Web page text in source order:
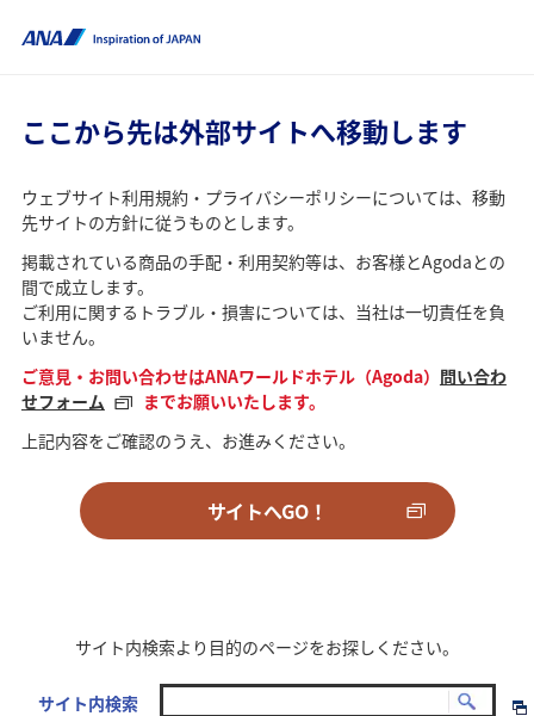
ここから先は外部サイトへ移動します
ウェブサイト利用規約・プライバシーポリシーについては、移動
先サイトの方針に従うものとします。
掲載されている商品の手配・利用契約等は、お客様とAgodaとの
間で成立します。
ご利用に関するトラブル・損害については、当社は一切責任を負
いません。
ご意見・お問い合わせはANAワールドホテル（Agoda） 問い合わ
せフォーム
までお願いいたします。
上記内容をご確認のうえ、お進みください。
サイトへGO！
サイト内検索より目的のページをお探しください。
サイト内検索